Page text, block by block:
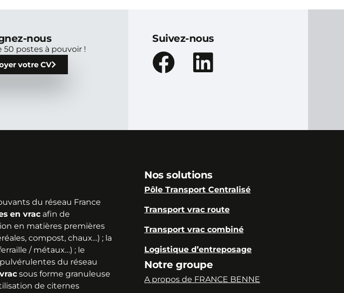
nous
50 postes à pouvoir !
votre CV
Suivez-nous
du réseau France
en vrac afin de
en matières premières
compost, chaux…) ; la
/ métaux…) ; le
du réseau
sous forme granuleuse
de citernes
Nos solutions
Pôle Transport Centralisé
Transport vrac route
Transport vrac combiné
Logistique d’entreposage
Notre groupe
A propos de FRANCE BENNE